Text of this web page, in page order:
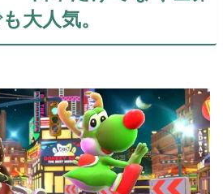
大人気。